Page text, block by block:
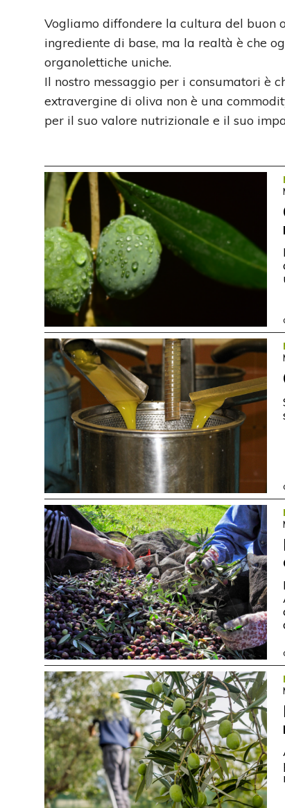
Vogliamo diffondere la cultura del buon
ingrediente di base, ma la realtà è che
organolettiche uniche.
Il nostro messaggio per i consumatori è
extravergine di oliva non è una
per il suo valore nutrizionale e il suo